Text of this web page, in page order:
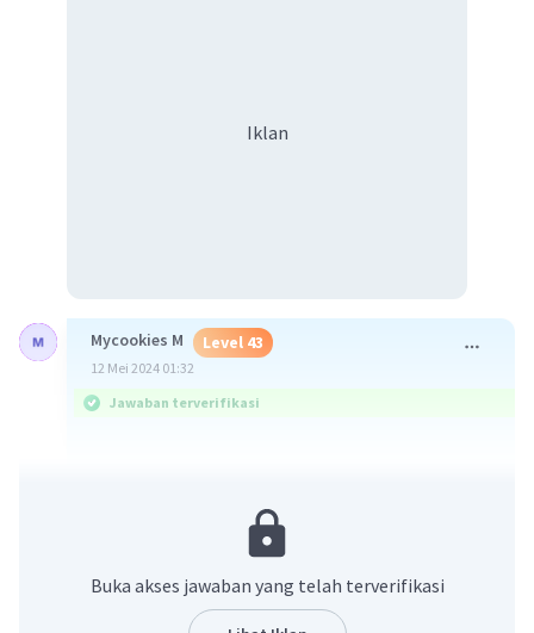
Iklan
Mycookies M Level 43
12 Mei 2024 01:32
Jawaban terverifikasi
yang dilakukan oleh siswa Kelas XII IPS 1 ini
tampaknya adalah jenis penelitian
Penelitian deskriptif adalah jenis penelitian yang
bertujuan untuk menggambarkan fenomena
Buka akses jawaban yang telah terverifikasi